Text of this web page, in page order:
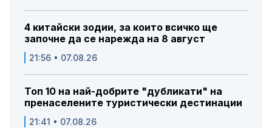
4 китайски зодии, за които всичко ще
започне да се нарежда на 8 август
21:56 • 07.08.26
Топ 10 на най-добрите "дубликати" на
пренаселените туристически дестинации
21:41 • 07.08.26